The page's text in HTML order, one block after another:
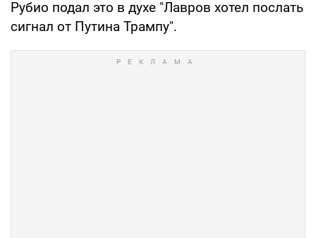
Рубио подал это в духе "Лавров хотел послать
сигнал от Путина Трампу".